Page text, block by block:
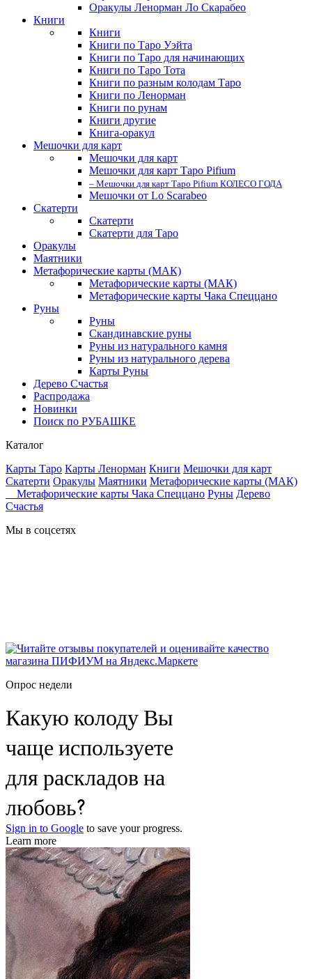
Оракулы Ленорман Ло Скарабео
Книги
Книги
Книги по Таро Уэйта
Книги по Таро для начинающих
Книги по Таро Тота
Книги по разным колодам Таро
Книги по Ленорман
Книги по рунам
Книги другие
Книга-оракул
Мешочки для карт
Мешочки для карт
Мешочки для карт Таро Pifium
– Мешочки для карт Таро Pifium КОЛЕСО ГОДА
Мешочки от Lo Scarabeo
Скатерти
Скатерти
Скатерти для Таро
Оракулы
Маятники
Метафорические карты (МАК)
Метафорические карты (МАК)
Метафорические карты Чака Спеццано
Руны
Руны
Скандинавские руны
Руны из натурального камня
Руны из натурального дерева
Карты Руны
Дерево Счастья
Распродажа
Новинки
Поиск по РУБАШКЕ
Каталог
Карты Таро Карты Ленорман Книги Мешочки для карт
Скатерти Оракулы Маятники Метафорические карты (МАК)
Метафорические карты Чака Спеццано Руны Дерево
Счастья
Мы в соцсетях
Опрос недели